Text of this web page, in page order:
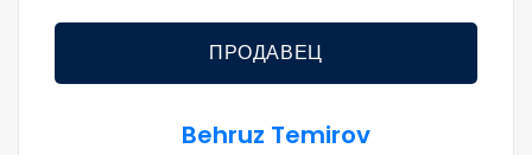
ПРОДАВЕЦ
Behruz Temirov